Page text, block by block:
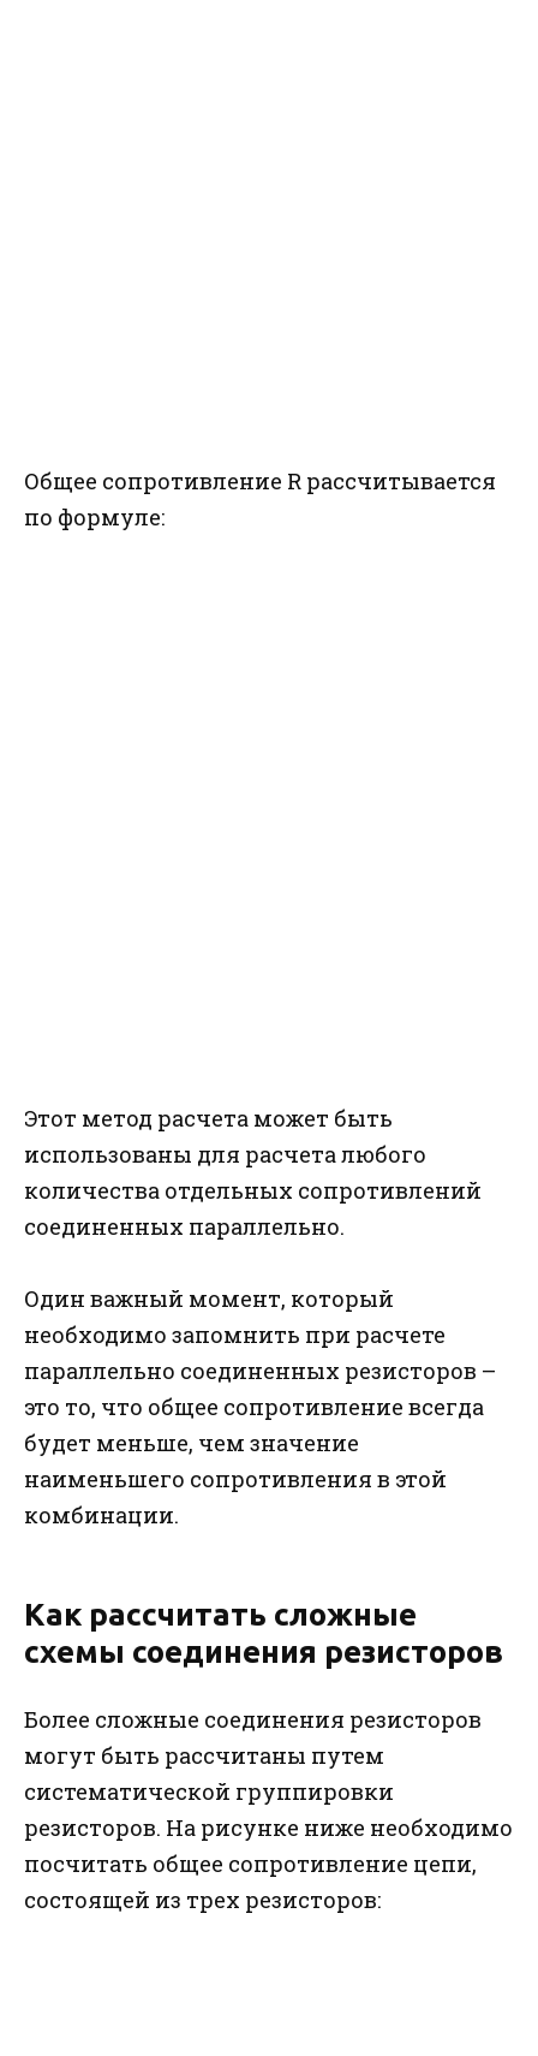
Общее сопротивление R рассчитывается
по формуле:
Этот метод расчета может быть
использованы для расчета любого
количества отдельных сопротивлений
соединенных параллельно.
Один важный момент, который
необходимо запомнить при расчете
параллельно соединенных резисторов –
это то, что общее сопротивление всегда
будет меньше, чем значение
наименьшего сопротивления в этой
комбинации.
Как рассчитать сложные
схемы соединения резисторов
Более сложные соединения резисторов
могут быть рассчитаны путем
систематической группировки
резисторов. На рисунке ниже необходимо
посчитать общее сопротивление цепи,
состоящей из трех резисторов: